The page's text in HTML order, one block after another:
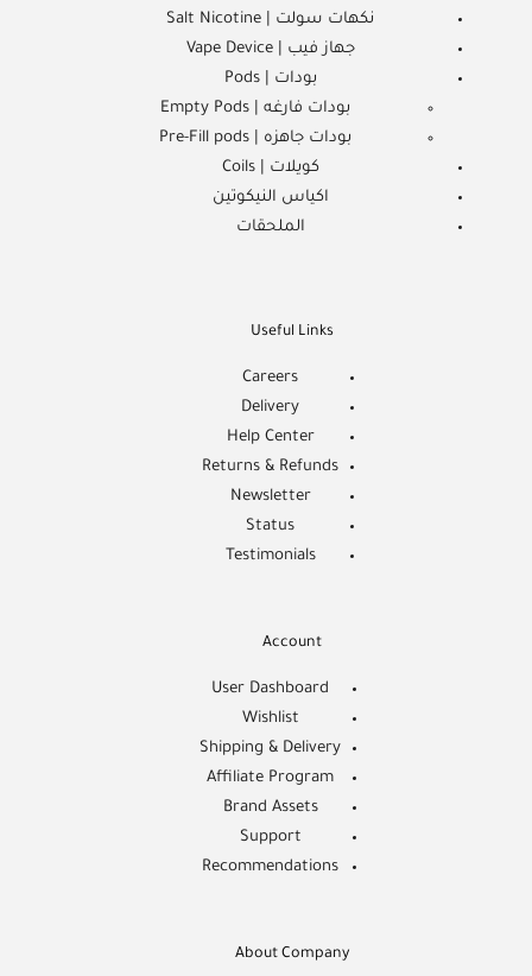
نكهات سولت | Salt Nicotine
جهاز فيب | Vape Device
بودات | Pods
بودات فارغه | Empty Pods
بودات جاهزه | Pre-Fill pods
كويلات | Coils
اكياس النيكوتين
الملحقات
Useful Links
Careers
Delivery
Help Center
Returns & Refunds
Newsletter
Status
Testimonials
Account
User Dashboard
Wishlist
Shipping & Delivery
Affiliate Program
Brand Assets
Support
Recommendations
About Company